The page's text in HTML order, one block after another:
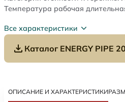
Температура рабочая
Все характеристики
Каталог ENERGY PIPE
ОПИСАНИЕ И ХАРАКТЕРИСТИКИ